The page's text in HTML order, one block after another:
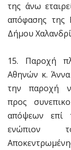
της άνω
απόφασης της
Δήμου
15. Παροχή
Αθηνών κ.
την παροχή
προς
απόψεων επί
ενώπιον